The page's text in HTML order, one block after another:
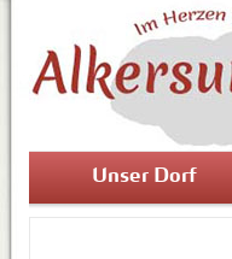
Unser Dorf